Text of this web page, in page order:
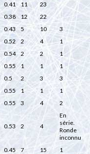
0.41 11
23
0.38 12
22
0.43 5 10
3
0.52 2 4
1
0.54 2 2
1
0.55 1 1
1
0.5 2 3
3
0.55 1 1
1
0.55 3 4 2
0.53 2 4
En
série.
Ronde
inconnu
0.45 7 15 1